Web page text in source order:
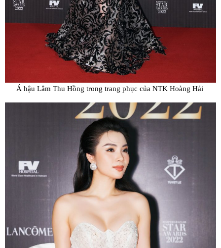
Á hậu Lâm Thu Hồng trong trang phục của NTK Hoàng Hải